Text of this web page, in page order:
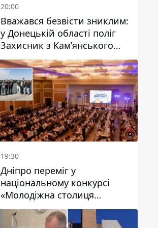
20:00
Вважався безвісти зниклим:
у Донецькій області поліг
Захисник з Кам’янського
Антон Красовський
19:30
Дніпро переміг у
національному конкурсі
«Молодіжна столиця
України – 2026»